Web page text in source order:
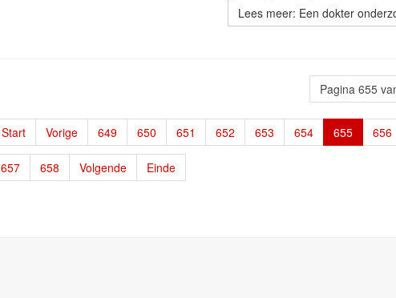
Lees meer: Een dokter
Pagina 655
Start Vorige 649 650 651 652 653 654 655 656
657 658 Volgende Einde